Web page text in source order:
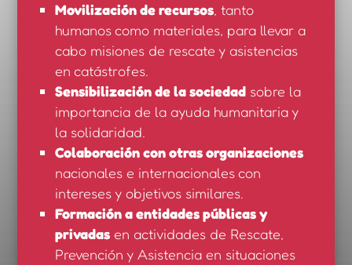
Movilización de recursos, tanto
humanos como materiales, para llevar a
cabo misiones de rescate y asistencias
en catástrofes.
Sensibilización de la sociedadsobre la
importancia de la ayuda humanitaria y
la solidaridad.
Colaboración con otras organizaciones
nacionales e internacionales con
intereses y objetivos similares.
Formación a entidades públicas y
privadasen actividades de Rescate,
Prevención y Asistencia en situaciones